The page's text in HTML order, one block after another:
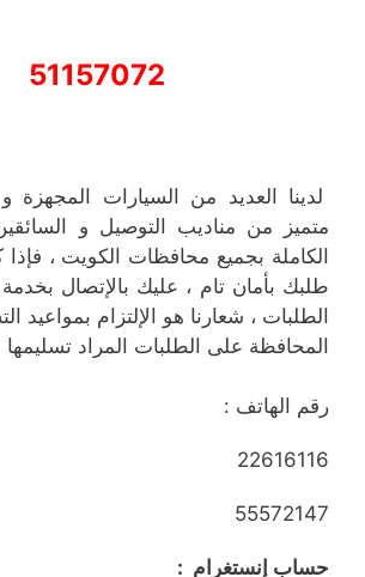
51157072
لدينا العديد من السيارات
متميز من مناديب التوصيل و
الكاملة بجميع محافظات الكويت ،
طلبك بأمان تام ، عليك بالإتصال
الطلبات ، شعارنا هو الإلتزام بمواعيد
المحافظة على الطلبات المراد تسليمها
رقم الهاتف :
22616116
55572147
حساب إنستغرام :